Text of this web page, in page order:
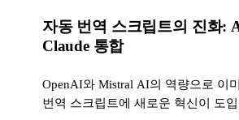
자동 번역 스크립트의 진화:
Claude 통합
OpenAI와 Mistral AI의 역량으로 이
번역 스크립트에 새로운 혁신이 도